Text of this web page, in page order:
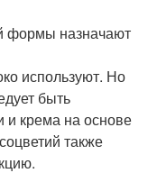
формы назначают
используют. Но
быть
и крема на основе
также